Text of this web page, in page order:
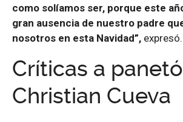
como solíamos ser, porque este
gran ausencia de nuestro padre
nosotros en esta Navidad”, expresó.
Críticas a
Christian Cueva